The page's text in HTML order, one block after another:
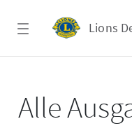
Lions
Alle